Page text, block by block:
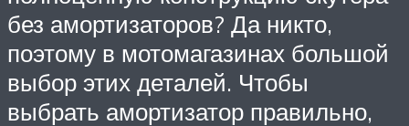
без амортизаторов? Да никто,
поэтому в мотомагазинах большой
выбор этих деталей. Чтобы
выбрать амортизатор правильно,